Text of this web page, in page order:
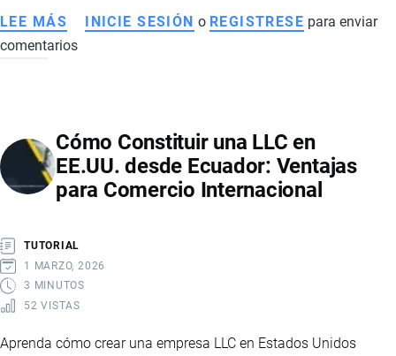
LEE MÁS SOBRE
IMPORTANCIA
Y
LOS
RETOS
LOGÍSTICA
EN
ECUADOR
INICIE SESIÓN o REGISTRESE para enviar
comentarios
Cómo Constituir una LLC en
EE.UU. desde Ecuador: Ventajas
para Comercio Internacional
TUTORIAL
1 MARZO, 2026
3 MINUTOS
52 VISTAS
Aprenda cómo crear una empresa LLC en Estados Unidos